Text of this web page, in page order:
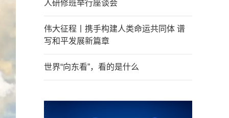
人研修班举行座谈会
伟大征程丨携手构建人类命运共同体 谱
写和平发展新篇章
世界“向东看”，看的是什么